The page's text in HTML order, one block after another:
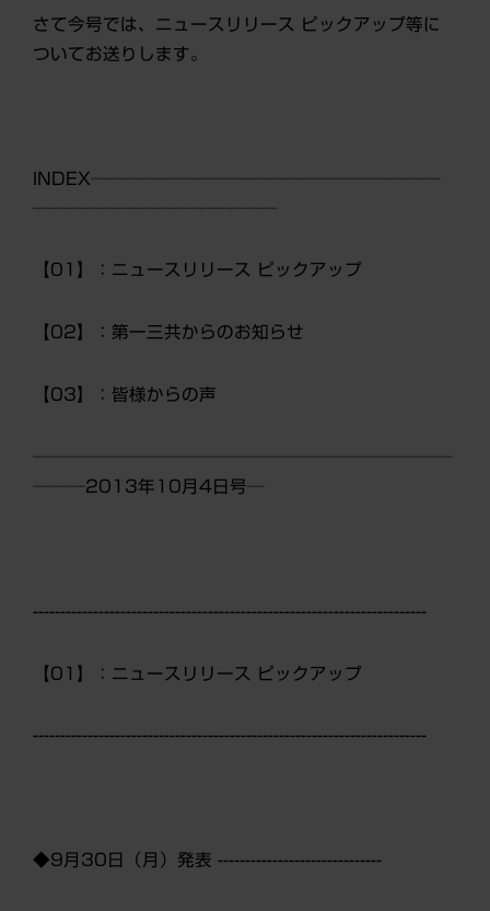
さて今号では、ニュースリリース ピックアップ等に
ついてお送りします。
INDEX────────────────────
──────────────
【01】：ニュースリリース ピックアップ
【02】：第一三共からのお知らせ
【03】：皆様からの声
────────────────────────
───2013年10月4日号─
------------------------------------------------------------------------
【01】：ニュースリリース ピックアップ
------------------------------------------------------------------------
◆9月30日（月）発表 ------------------------------